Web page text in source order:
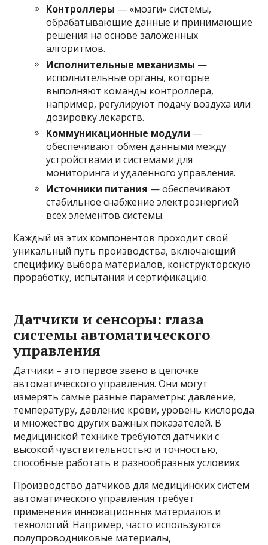
Контроллеры — «мозги» системы,
обрабатывающие данные и принимающие
решения на основе заложенных
алгоритмов.
Исполнительные механизмы —
исполнительные органы, которые
выполняют команды контроллера,
например, регулируют подачу воздуха или
дозировку лекарств.
Коммуникационные модули —
обеспечивают обмен данными между
устройствами и системами для
мониторинга и удаленного управления.
Источники питания — обеспечивают
стабильное снабжение электроэнергией
всех элементов системы.
Каждый из этих компонентов проходит свой
уникальный путь производства, включающий
специфику выбора материалов, конструкторскую
проработку, испытания и сертификацию.
Датчики и сенсоры: глаза
системы автоматического
управления
Датчики – это первое звено в цепочке
автоматического управления. Они могут
измерять самые разные параметры: давление,
температуру, давление крови, уровень кислорода
и множество других важных показателей. В
медицинской технике требуются датчики с
высокой чувствительностью и точностью,
способные работать в разнообразных условиях.
Производство датчиков для медицинских систем
автоматического управления требует
применения инновационных материалов и
технологий. Например, часто используются
полупроводниковые материалы,